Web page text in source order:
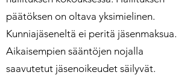
päätöksen on oltava yksimielinen.
Kunniajäseneltä ei peritä jäsenmaksua.
Aikaisempien sääntöjen nojalla
saavutetut jäsenoikeudet säilyvät.